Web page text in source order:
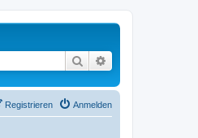
Suche
Anmelden
Registrieren